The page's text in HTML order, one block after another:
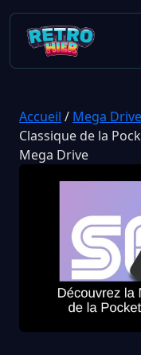
Accueil / Mega Drive
Classique de la
Mega Drive